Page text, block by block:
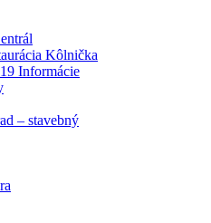
Kôlnička
Informácie
– stavebný